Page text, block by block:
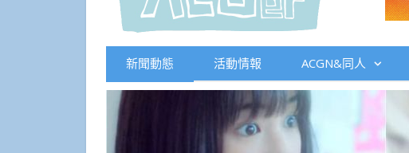
新聞動態 活動情報 ACGN&同人